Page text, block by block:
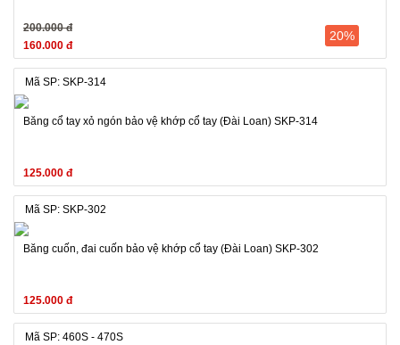
200.000 đ
160.000 đ
20%
Mã SP: SKP-314
Băng cổ tay xỏ ngón bảo vệ khớp cổ tay (Đài Loan) SKP-314
125.000 đ
Mã SP: SKP-302
Băng cuốn, đai cuốn bảo vệ khớp cổ tay (Đài Loan) SKP-302
125.000 đ
Mã SP: 460S - 470S